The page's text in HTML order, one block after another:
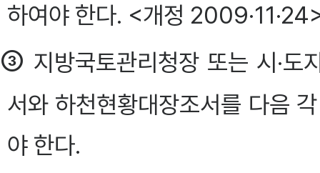
하여야 한다. <개정
③ 지방국토관리청장 또는 시·도
서와 하천현황대장조서를 다음
야 한다.